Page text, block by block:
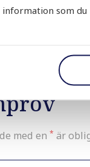
som
med en* är